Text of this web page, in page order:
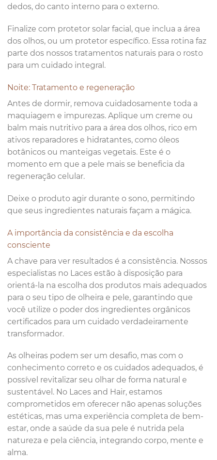
dedos, do canto interno para o externo.
Finalize com protetor solar facial, que inclua a área
dos olhos, ou um protetor específico. Essa rotina faz
parte dos nossos tratamentos naturais para o rosto
para um cuidado integral.
Noite: Tratamento e regeneração
Antes de dormir, remova cuidadosamente toda a
maquiagem e impurezas. Aplique um creme ou
balm mais nutritivo para a área dos olhos, rico em
ativos reparadores e hidratantes, como óleos
botânicos ou manteigas vegetais. Este é o
momento em que a pele mais se beneficia da
regeneração celular.
Deixe o produto agir durante o sono, permitindo
que seus ingredientes naturais façam a mágica.
A importância da consistência e da escolha
consciente
A chave para ver resultados é a consistência. Nossos
especialistas no Laces estão à disposição para
orientá-la na escolha dos produtos mais adequados
para o seu tipo de olheira e pele, garantindo que
você utilize o poder dos ingredientes orgânicos
certificados para um cuidado verdadeiramente
transformador.
As olheiras podem ser um desafio, mas com o
conhecimento correto e os cuidados adequados, é
possível revitalizar seu olhar de forma natural e
sustentável. No Laces and Hair, estamos
comprometidos em oferecer não apenas soluções
estéticas, mas uma experiência completa de bem-
estar, onde a saúde da sua pele é nutrida pela
natureza e pela ciência, integrando corpo, mente e
alma.